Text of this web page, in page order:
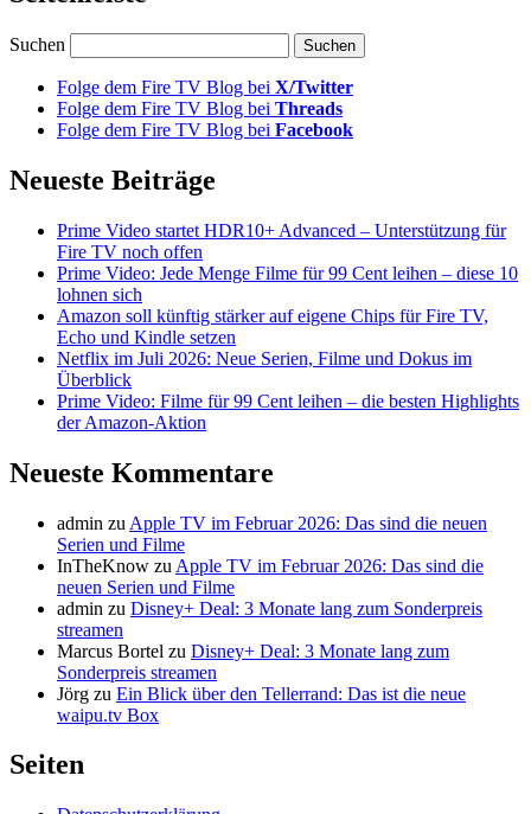
Suchen
Folge dem Fire TV Blog bei X/Twitter
Folge dem Fire TV Blog bei Threads
Folge dem Fire TV Blog bei Facebook
Neueste Beiträge
Prime Video startet HDR10+ Advanced – Unterstützung für
Fire TV noch offen
Prime Video: Jede Menge Filme für 99 Cent leihen – diese 10
lohnen sich
Amazon soll künftig stärker auf eigene Chips für Fire TV,
Echo und Kindle setzen
Netflix im Juli 2026: Neue Serien, Filme und Dokus im
Überblick
Prime Video: Filme für 99 Cent leihen – die besten Highlights
der Amazon-Aktion
Neueste Kommentare
admin zu Apple TV im Februar 2026: Das sind die neuen
Serien und Filme
InTheKnow zu Apple TV im Februar 2026: Das sind die
neuen Serien und Filme
admin zu Disney+ Deal: 3 Monate lang zum Sonderpreis
streamen
Marcus Bortel zu Disney+ Deal: 3 Monate lang zum
Sonderpreis streamen
Jörg zu Ein Blick über den Tellerrand: Das ist die neue
waipu.tv Box
Seiten